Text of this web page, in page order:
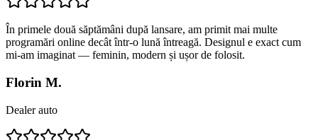
În primele două săptămâni după lansare, am primit mai multe
programări online decât într-o lună întreagă. Designul e exact cum
mi-am imaginat — feminin, modern și ușor de folosit.
Florin M.
Dealer auto